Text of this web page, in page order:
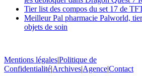
Tier list des compos du set 17 de
Meilleur Pal pharmacie Palworld,
objets de soin
Mentions légales|Politique de
Confidentialité|Archives|Agence|Contact